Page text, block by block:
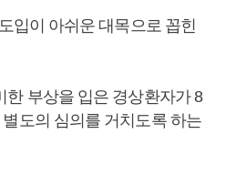
입이 아쉬운 대목으로 꼽힌
한 부상을 입은 경상환자가 8
도의 심의를 거치도록 하는